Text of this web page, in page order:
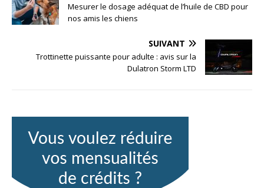
Mesurer le dosage adéquat de l’huile de CBD pour
nos amis les chiens
SUIVANT
Trottinette puissante pour adulte : avis sur la
Dulatron Storm LTD